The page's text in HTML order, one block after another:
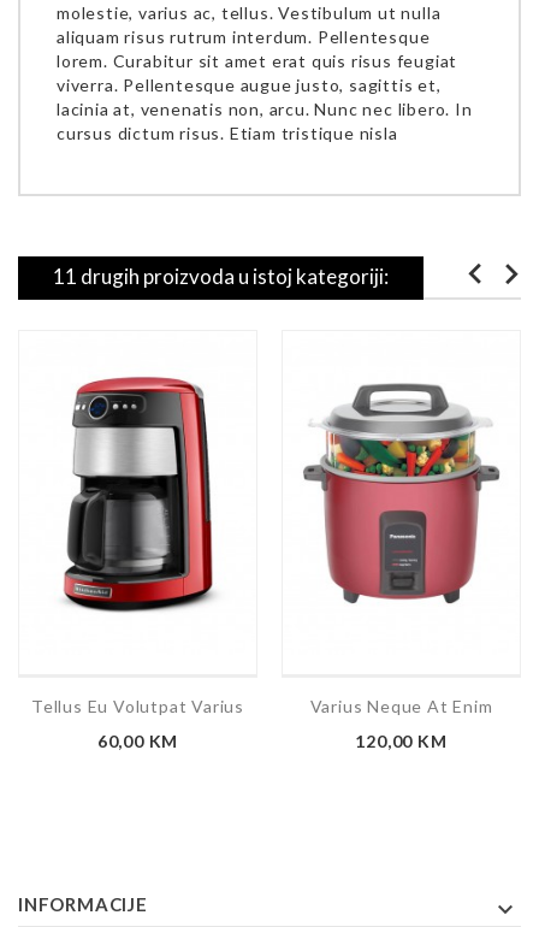
molestie, varius ac, tellus. Vestibulum ut nulla
aliquam risus rutrum interdum. Pellentesque
lorem. Curabitur sit amet erat quis risus feugiat
viverra. Pellentesque augue justo, sagittis et,
lacinia at, venenatis non, arcu. Nunc nec libero. In
cursus dictum risus. Etiam tristique nisla
11 drugih proizvoda u istoj kategoriji:
Tellus Eu Volutpat Varius
Cijena
60,00 KM
Varius Neque At Enim
Cijena
120,00 KM
INFORMACIJE 